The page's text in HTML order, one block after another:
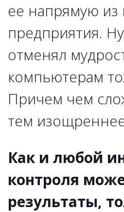
ее напрямую
предприятия.
отменял
компьютерам
Причем чем
тем
Как и любой
контроля
результаты,